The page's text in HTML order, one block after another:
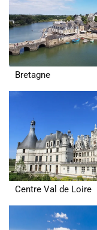
Bretagne
Centre Val de Loire